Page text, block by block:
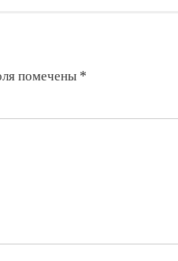
помечены *